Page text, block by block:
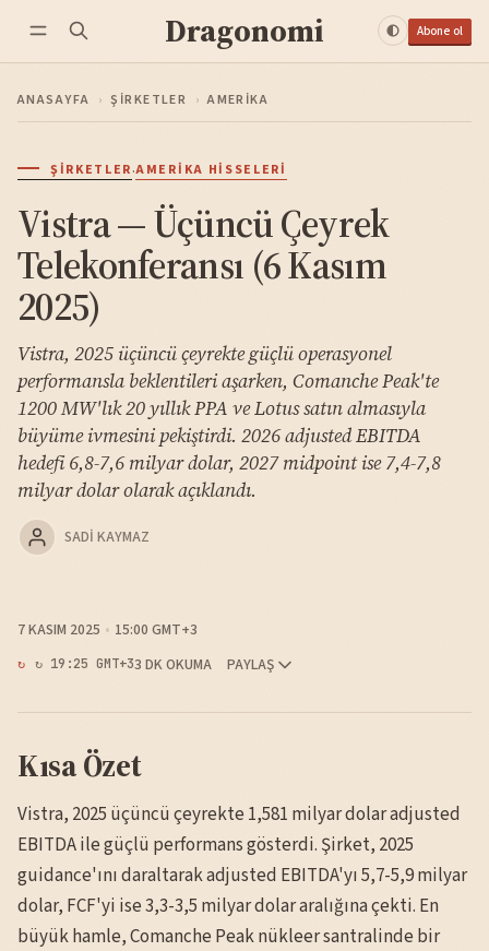
Dragonomi Abone ol
ANASAYFA › ŞIRKETLER › AMERIKA
ŞIRKETLER·AMERIKA HISSELERI
Vistra — Üçüncü Çeyrek
Telekonferansı (6 Kasım
2025)
Vistra, 2025 üçüncü çeyrekte güçlü operasyonel
performansla beklentileri aşarken, Comanche Peak'te
1200 MW'lık 20 yıllık PPA ve Lotus satın almasıyla
büyüme ivmesini pekiştirdi. 2026 adjusted EBITDA
hedefi 6,8-7,6 milyar dolar, 2027 midpoint ise 7,4-7,8
milyar dolar olarak açıklandı.
SADI KAYMAZ
7 KASIM 2025 15:00 GMT+3
↻ 19:25 GMT+33 DK OKUMA PAYLAŞ
Kısa Özet
Vistra, 2025 üçüncü çeyrekte 1,581 milyar dolar adjusted
EBITDA ile güçlü performans gösterdi. Şirket, 2025
guidance'ını daraltarak adjusted EBITDA'yı 5,7-5,9 milyar
dolar, FCF'yi ise 3,3-3,5 milyar dolar aralığına çekti. En
büyük hamle, Comanche Peak nükleer santralinde bir